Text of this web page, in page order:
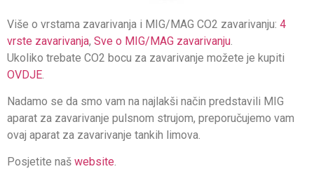
Više o vrstama zavarivanja i MIG/MAG CO2 zavarivanju: 4
vrste zavarivanja, Sve o MIG/MAG zavarivanju
Ukoliko trebate CO2 bocu za zavarivanje možete je kupiti
OVDJE
Nadamo se da smo vam na najlakši način predstavili MIG
aparat za zavarivanje pulsnom strujom, preporučujemo vam
ovaj aparat za zavarivanje tankih limova.
Posjetite naš website.